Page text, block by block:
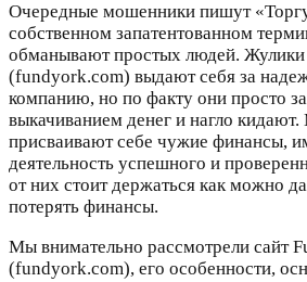
Очередные мошенники пишут
собственном запатентованном
обманывают простых людей.
(fundyork.com) выдают себя за
компанию, но по факту они просто
выкачиванием денег и нагло
присваивают себе чужие финансы,
деятельность успешного и
от них стоит держаться как можно
потерять финансы.
Мы внимательно рассмотрели сайт
(fundyork.com), его особенности,